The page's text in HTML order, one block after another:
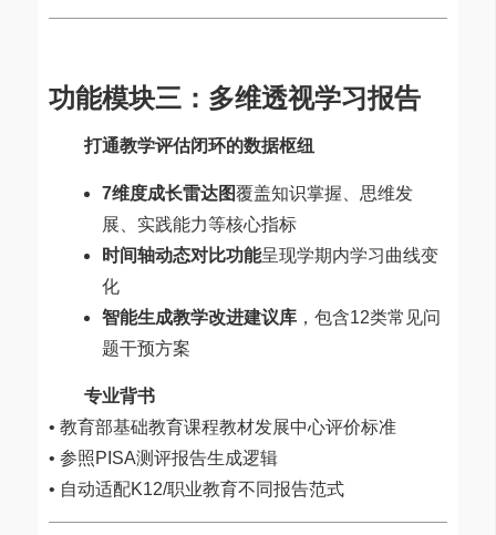
功能模块三：多维透视学习报告
打通教学评估闭环的数据枢纽
7维度成长雷达图覆盖知识掌握、思维发
展、实践能力等核心指标
时间轴动态对比功能呈现学期内学习曲线变
化
智能生成教学改进建议库，包含12类常见问
题干预方案
专业背书
• 教育部基础教育课程教材发展中心评价标准
• 参照PISA测评报告生成逻辑
• 自动适配K12/职业教育不同报告范式